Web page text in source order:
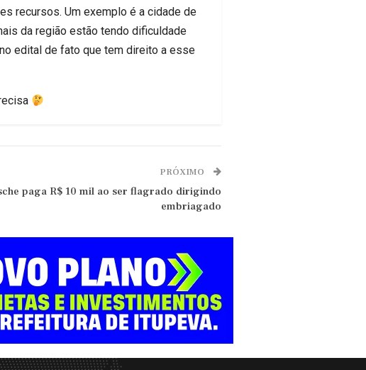
recursos. Um exemplo é a cidade de
da região estão tendo dificuldade
edital de fato que tem direito a esse
PRÓXIMO
paga R$ 10 mil ao ser flagrado dirigindo
embriagado